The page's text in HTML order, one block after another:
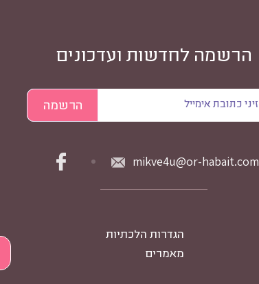
הרשמה לחדשות ועדכונים
mikve4u@or-habait.com
הגדרות הלכתיות
מאמרים